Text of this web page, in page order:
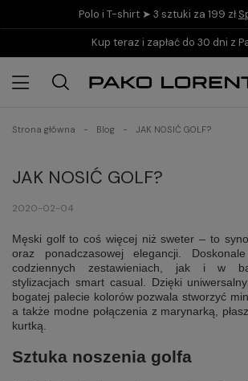
Polo i T-shirt ➤ 3 sztuki za 199 zł
Kup teraz i zapłać do 30 dni z
Strona główna Blog JAK NOSIĆ GOLF?
JAK NOSIĆ GOLF?
2020-02-04
Męski golf to coś więcej niż sweter – to
oraz ponadczasowej elegancji.
codziennych zestawieniach, jak i w
stylizacjach smart casual. Dzięki
bogatej palecie kolorów pozwala stworzyć
a także modne połączenia z marynarką,
kurtką.
Sztuka noszenia golfa